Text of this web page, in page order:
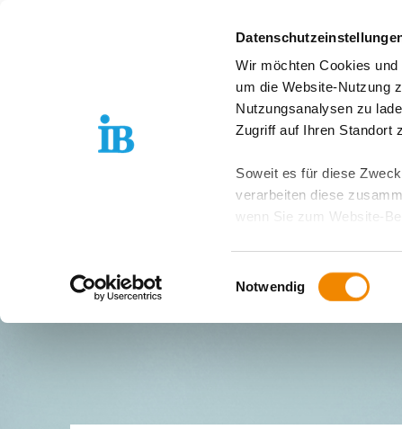
Wir möchten Cookies
um die Website-Nutzung
Nutzungsanalysen zu
Zugriff auf Ihren Standort
Soweit es für diese
verarbeiten diese
wenn Sie zum Website-
zusätzlichen Risiken für
Weitere Details finden
Sie möchten, dass alle
Kategorien auswählen.
Zwecke entscheiden
Ihre etwaige Einwilligung
Einwilligungsauswahl
Notwendig
Über uns